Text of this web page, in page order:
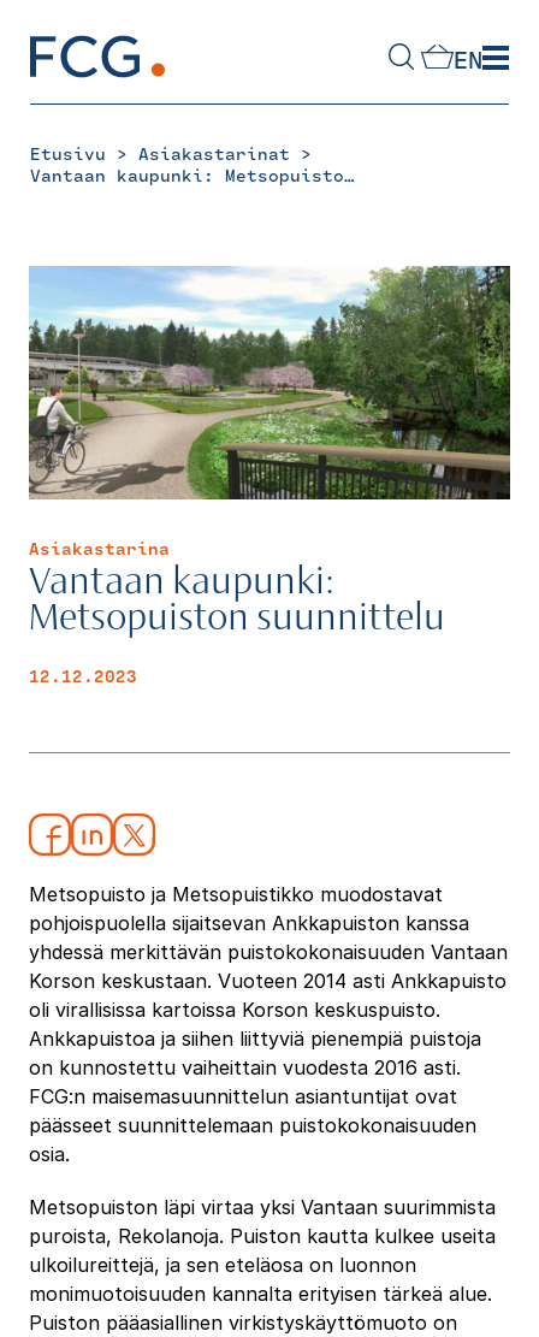
content
EN
Etusivu > Asiakastarinat >
Vantaan kaupunki: Metsopuiston suunnittelu
Asiakastarina
Vantaan kaupunki:
Metsopuiston suunnittelu
12.12.2023
Metsopuisto ja Metsopuistikko muodostavat
pohjoispuolella sijaitsevan Ankkapuiston kanssa
yhdessä merkittävän puistokokonaisuuden Vantaan
Korson keskustaan. Vuoteen 2014 asti Ankkapuisto
oli virallisissa kartoissa Korson keskuspuisto.
Ankkapuistoa ja siihen liittyviä pienempiä puistoja
on kunnostettu vaiheittain vuodesta 2016 asti.
FCG:n maisemasuunnittelun asiantuntijat ovat
päässeet suunnittelemaan puistokokonaisuuden
osia.
Metsopuiston läpi virtaa yksi Vantaan suurimmista
puroista, Rekolanoja. Puiston kautta kulkee useita
ulkoilureittejä, ja sen eteläosa on luonnon
monimuotoisuuden kannalta erityisen tärkeä alue.
Puiston pääasiallinen virkistyskäyttömuoto on